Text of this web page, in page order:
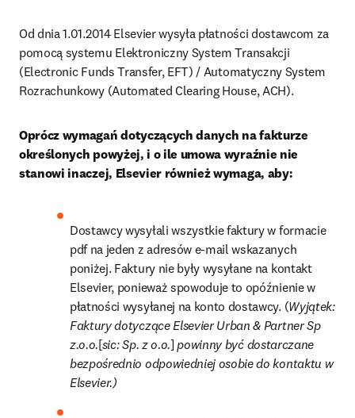
Od dnia 1.01.2014 Elsevier wysyła płatności dostawcom za
pomocą systemu Elektroniczny System Transakcji
(Electronic Funds Transfer, EFT) / Automatyczny System
Rozrachunkowy (Automated Clearing House, ACH).
Oprócz wymagań dotyczących danych na fakturze
określonych powyżej, i o ile umowa wyraźnie nie
stanowi inaczej, Elsevier również wymaga, aby:
Dostawcy wysyłali wszystkie faktury w formacie
pdf na jeden z adresów e-mail wskazanych
poniżej. Faktury nie były wysyłane na kontakt
Elsevier, ponieważ spowoduje to opóźnienie w
płatności wysyłanej na konto dostawcy. (Wyjątek:
Faktury dotyczące Elsevier Urban & Partner Sp
z.o.o.[sic: Sp. z o.o.] powinny być dostarczane
bezpośrednio odpowiedniej osobie do kontaktu w
Elsevier.)